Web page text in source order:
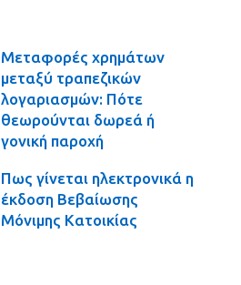
Μεταφορές χρημάτων
μεταξύ τραπεζικών
λογαριασμών: Πότε
θεωρούνται δωρεά ή
γονική παροχή
Πως γίνεται ηλεκτρονικά η
έκδοση Βεβαίωσης
Μόνιμης Κατοικίας